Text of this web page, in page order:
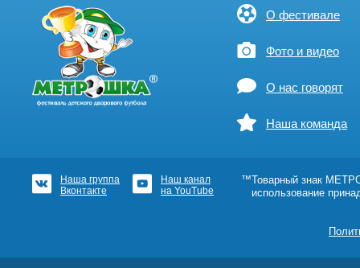
О фестивале
Фото и видео
О нас говорят
Наша команда
Наша группа
Вконтакте
Наш канал
на YouTube
™Товарный знак
использование